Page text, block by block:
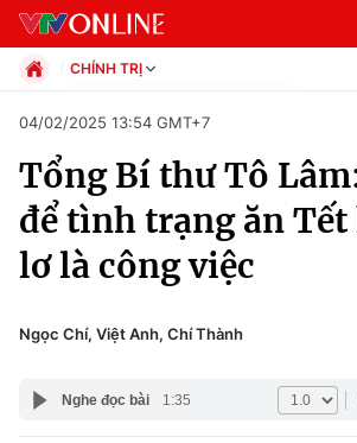
Chuyên mục
Chính trị
CHÍNH TRỊ
Xã hội
Pháp luật
Kinh tế
Thể thao
Truyền hình
Văn hóa - Giải trí
Đời sống
Giáo dục
04/02/2025 13:54 GMT+7
Tổng Bí thư Tô
để tình trạng ăn Tết
lơ là công việc
Ngọc Chí, Việt Anh, Chí Thành
Nghe đọc bài 1:35